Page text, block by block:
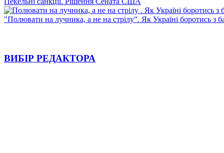
"Полювати на лучника, а не на стрілу". Як Україні боротись з
ВИБІР РЕДАКТОРА